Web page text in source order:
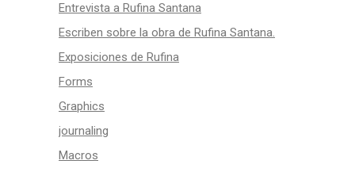
Entrevista a Rufina Santana
Escriben sobre la obra de Rufina Santana.
Exposiciones de Rufina
Forms
Graphics
journaling
Macros